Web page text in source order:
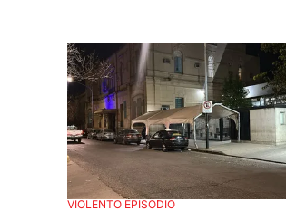
VIOLENTO EPISODIO